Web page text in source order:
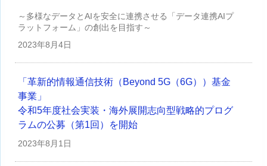
～多様なデータとAIを安全に連携させる「データ連携AIプ
ラットフォーム」の創出を目指す～
2023年8月4日
「革新的情報通信技術（Beyond 5G（6G））基金
事業」
令和5年度社会実装・海外展開志向型戦略的プログ
ラムの公募（第1回）を開始
2023年8月1日